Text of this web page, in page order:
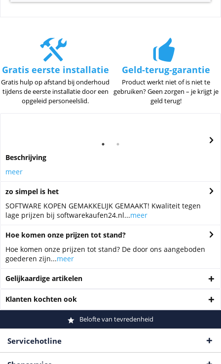
Gratis eerste installatie
Gratis hulp op afstand bij onderhoud
tijdens de eerste installatie door een
opgeleid personeelslid.
Geld-terug-garantie
Product werkt niet of is niet te
gebruiken? Geen zorgen – je krijgt je
geld terug!
Beschrijving
meer
zo simpel is het
SOFTWARE KOPEN GEMAKKELIJK GEMAAKT! Kwaliteit tegen
lage prijzen bij softwarekaufen24.nl...meer
Hoe komen onze prijzen tot stand?
Hoe komen onze prijzen tot stand? De door ons aangeboden
goederen zijn...meer
Gelijkaardige artikelen
Klanten kochten ook
Belofte van tevredenheid
Servicehotline